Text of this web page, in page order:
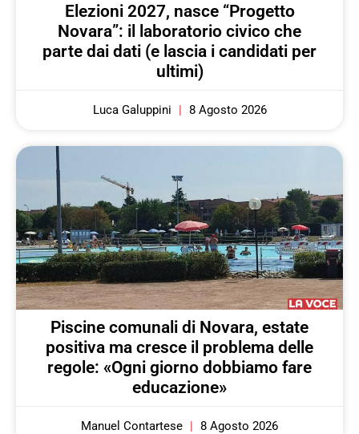
Elezioni 2027, nasce “Progetto
Novara”: il laboratorio civico che
parte dai dati (e lascia i candidati per
ultimi)
Luca Galuppini 8 Agosto 2026
Piscine comunali di Novara, estate
positiva ma cresce il problema delle
regole: «Ogni giorno dobbiamo fare
educazione»
Manuel Contartese 8 Agosto 2026